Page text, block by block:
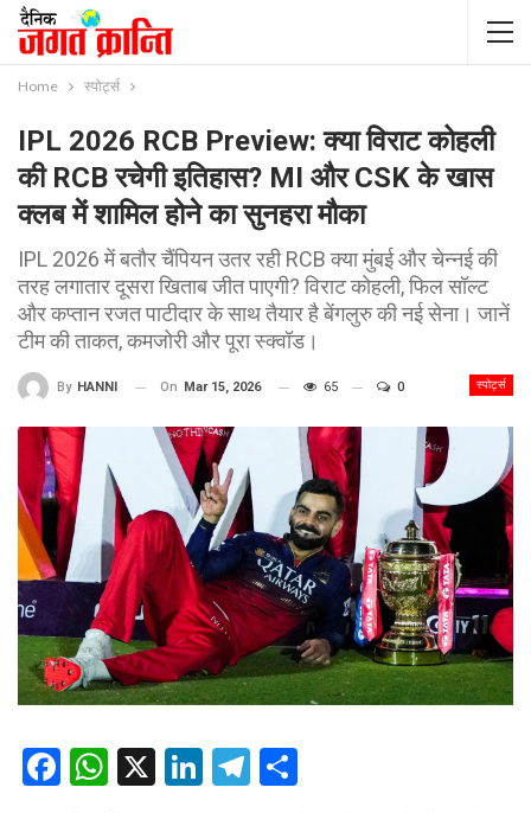
Home स्पोर्ट्स
IPL 2026 RCB Preview: क्या विराट कोहली
की RCB रचेगी इतिहास? MI और CSK के खास
क्लब में शामिल होने का सुनहरा मौका
IPL 2026 में बतौर चैंपियन उतर रही RCB क्या मुंबई और चेन्नई की
तरह लगातार दूसरा खिताब जीत पाएगी? विराट कोहली, फिल सॉल्ट
और कप्तान रजत पाटीदार के साथ तैयार है बेंगलुरु की नई सेना। जानें
टीम की ताकत, कमजोरी और पूरा स्क्वॉड।
स्पोर्ट्स
By HANNI On Mar 15, 2026 65 0
Facebook
WhatsApp
X LinkedIn
Telegram